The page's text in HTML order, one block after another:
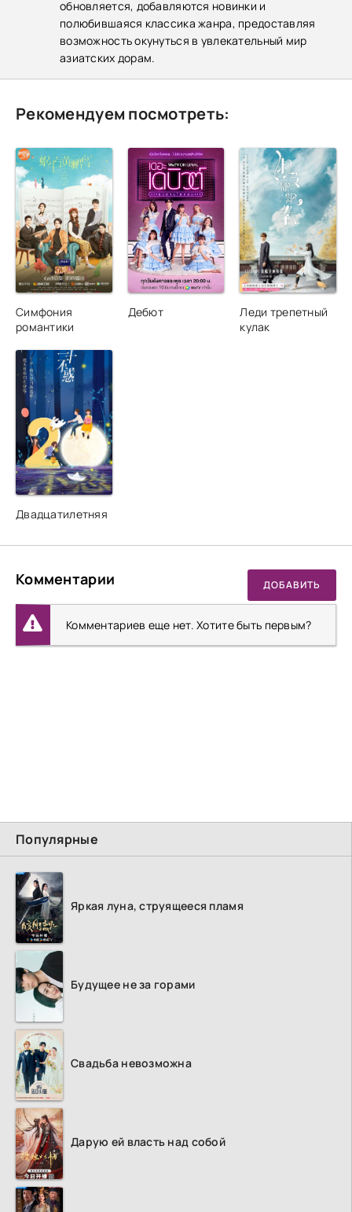
Популярные
Яркая луна, струящееся пламя
Будущее не за горами
Свадьба невозможна
Дарую ей власть над собой
обновляется, добавляются новинки и
полюбившаяся классика жанра, предоставляя
возможность окунуться в увлекательный мир
азиатских дорам.
Рекомендуем посмотреть:
Симфония
романтики
Дебют
Леди трепетный
кулак
Двадцатилетняя
Комментарии ДОБАВИТЬ
Комментариев еще нет. Хотите быть первым?